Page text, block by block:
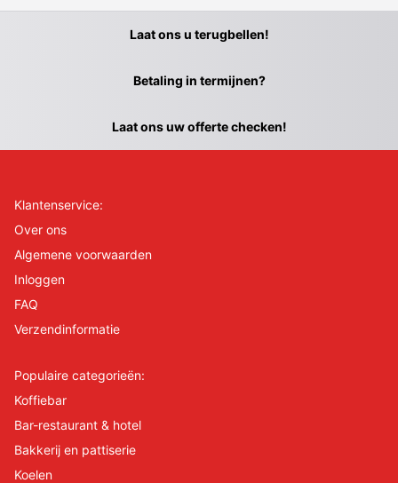
Laat ons u terugbellen!
Betaling in termijnen?
Laat ons uw offerte checken!
Klantenservice:
Over ons
Algemene voorwaarden
Inloggen
FAQ
Verzendinformatie
Populaire categorieën:
Koffiebar
Bar-restaurant & hotel
Bakkerij en pattiserie
Koelen